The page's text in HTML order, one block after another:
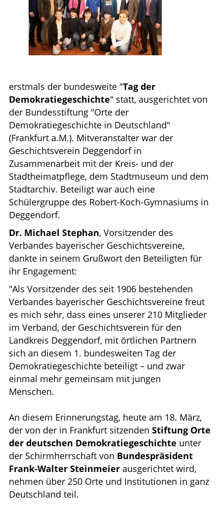
erstmals der bundesweite "Tag der
Demokratiegeschichte" statt, ausgerichtet von
der Bundesstiftung "Orte der
Demokratiegeschichte in Deutschland"
(Frankfurt a.M.). Mitveranstalter war der
Geschichtsverein Deggendorf in
Zusammenarbeit mit der Kreis- und der
Stadtheimatpflege, dem Stadtmuseum und dem
Stadtarchiv. Beteiligt war auch eine
Schülergruppe des Robert-Koch-Gymnasiums in
Deggendorf.
Dr. Michael Stephan, Vorsitzender des
Verbandes bayerischer Geschichtsvereine,
dankte in seinem Grußwort den Beteiligten für
ihr Engagement:
"Als Vorsitzender des seit 1906 bestehenden
Verbandes bayerischer Geschichtsvereine freut
es mich sehr, dass eines unserer 210 Mitglieder
im Verband, der Geschichtsverein für den
Landkreis Deggendorf, mit örtlichen Partnern
sich an diesem 1. bundesweiten Tag der
Demokratiegeschichte beteiligt – und zwar
einmal mehr gemeinsam mit jungen
Menschen.
An diesem Erinnerungstag, heute am 18. März,
der von der in Frankfurt sitzendenStiftung Orte
der deutschen Demokratiegeschichte unter
der Schirmherrschaft von Bundespräsident
Frank-Walter Steinmeier ausgerichtet wird,
nehmen über 250 Orte und Institutionen in ganz
Deutschland teil.